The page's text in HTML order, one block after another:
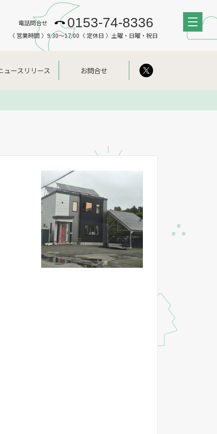
電話問合せ 0153-74-8336
〈 営業時間 〉9:30～17:00 〈 定休日 〉土曜・日曜・祝日
ュースリリース お問合せ